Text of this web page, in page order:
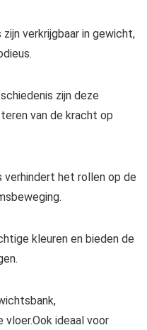
verkrijgbaar in gewicht,
zijn deze
van de kracht op
het rollen op de
kleuren en bieden de
ideaal voor